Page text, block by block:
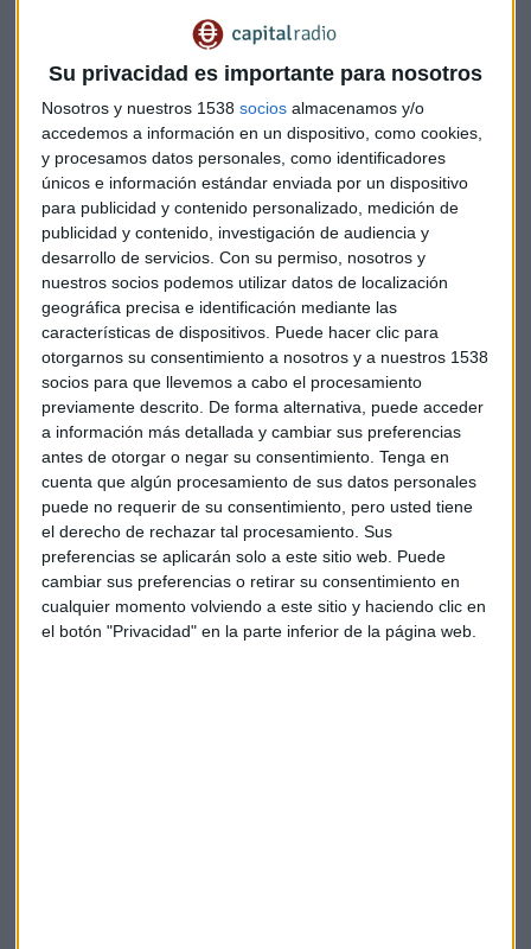
Su privacidad es importante para nosotros
Nosotros y nuestros 1538 socios almacenamos y/o
accedemos a información en un dispositivo, como cookies,
y procesamos datos personales, como identificadores
únicos e información estándar enviada por un dispositivo
para publicidad y contenido personalizado, medición de
publicidad y contenido, investigación de audiencia y
desarrollo de servicios. Con su permiso, nosotros y
nuestros socios podemos utilizar datos de localización
geográfica precisa e identificación mediante las
características de dispositivos. Puede hacer clic para
otorgarnos su consentimiento a nosotros y a nuestros 1538
socios para que llevemos a cabo el procesamiento
previamente descrito. De forma alternativa, puede acceder
a información más detallada y cambiar sus preferencias
antes de otorgar o negar su consentimiento. Tenga en
cuenta que algún procesamiento de sus datos personales
puede no requerir de su consentimiento, pero usted tiene
el derecho de rechazar tal procesamiento. Sus
preferencias se aplicarán solo a este sitio web. Puede
cambiar sus preferencias o retirar su consentimiento en
cualquier momento volviendo a este sitio y haciendo clic en
el botón "Privacidad" en la parte inferior de la página web.
"Si no ejercemos nuestra voz, las únicas cosas que se
construyen son las que son inmediatamente rentables", dijo.
Esta entrevista tambiénprofundizó en otros puntos
conflictivos de Ethereum para Buterin, como la
cantidad de poder que debe ejercer en la comunidad
durante los períodos más conflictivosde su evolución,
incluyendo el infame hackeo de 2016 de una Organización
Autónoma Descentralizada, o DAO. La entrevista presenta a
Buterin como un líder pragmático que adopta un enfoque
"intermedio" para resolver los problemas que afectan a la
comunidad.